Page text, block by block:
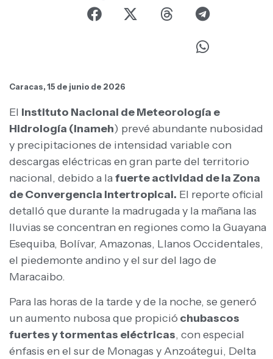
Caracas, 15 de junio de 2026
El Instituto Nacional de Meteorología e
Hidrología (Inameh) prevé abundante nubosidad
y precipitaciones de intensidad variable con
descargas eléctricas en gran parte del territorio
nacional, debido a lafuerte actividad de la Zona
de Convergencia Intertropical. El reporte oficial
detalló que durante la madrugada y la mañana las
lluvias se concentran en regiones como la Guayana
Esequiba, Bolívar, Amazonas, Llanos Occidentales,
el piedemonte andino y el sur del lago de
Maracaibo.
Para las horas de la tarde y de la noche, se generó
un aumento nubosa que propició chubascos
fuertes y tormentas eléctricas, con especial
énfasis en el sur de Monagas y Anzoátegui, Delta